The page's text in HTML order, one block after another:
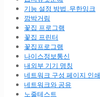
기능 설정 방법..무한잉크
깜박거림
꽃집 프로그램
꽃집 프린터
꽃집프로그램
나이스정보통신
내외부 기기 명칭
네트워크 구성 페이지 인쇄
네트워크와 공유
노줄테스트